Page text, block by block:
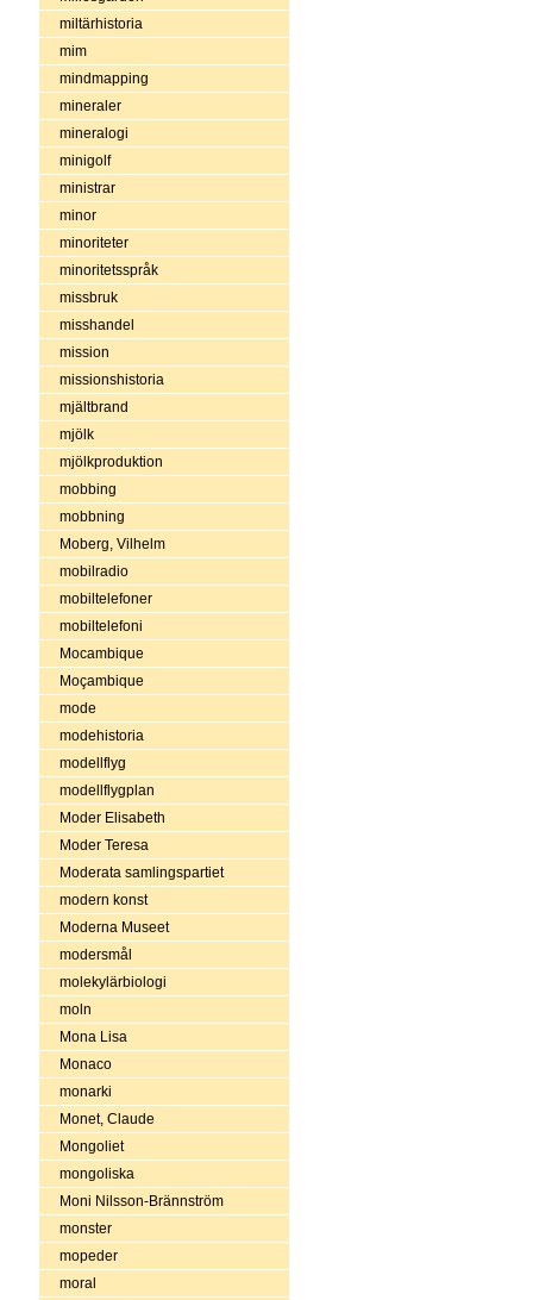
miltärhistoria
mim
mindmapping
mineraler
mineralogi
minigolf
ministrar
minor
minoriteter
minoritetsspråk
missbruk
misshandel
mission
missionshistoria
mjältbrand
mjölk
mjölkproduktion
mobbing
mobbning
Moberg, Vilhelm
mobilradio
mobiltelefoner
mobiltelefoni
Mocambique
Moçambique
mode
modehistoria
modellflyg
modellflygplan
Moder Elisabeth
Moder Teresa
Moderata samlingspartiet
modern konst
Moderna Museet
modersmål
molekylärbiologi
moln
Mona Lisa
Monaco
monarki
Monet, Claude
Mongoliet
mongoliska
Moni Nilsson-Brännström
monster
mopeder
moral